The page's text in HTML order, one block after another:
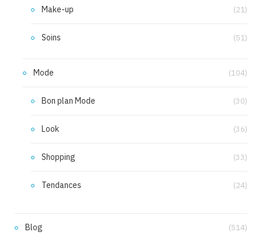
Make-up (21)
Soins (51)
Mode (104)
Bon plan Mode (30)
Look (36)
Shopping (33)
Tendances (24)
Blog (514)